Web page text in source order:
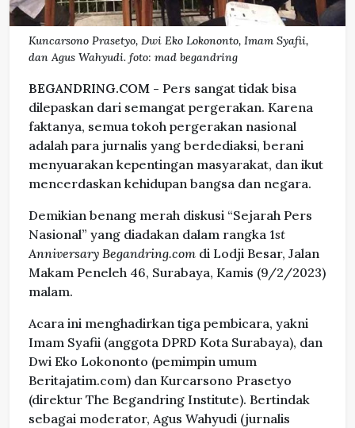
Kuncarsono Prasetyo, Dwi Eko Lokononto, Imam Syafii,
dan Agus Wahyudi. foto: mad begandring
BEGANDRING.COM - Pers sangat tidak bisa
dilepaskan dari semangat pergerakan. Karena
faktanya, semua tokoh pergerakan nasional
adalah para jurnalis yang berdediaksi, berani
menyuarakan kepentingan masyarakat, dan ikut
mencerdaskan kehidupan bangsa dan negara.
Demikian benang merah diskusi “Sejarah Pers
Nasional” yang diadakan dalam rangka 1st
Anniversary Begandring.com di Lodji Besar, Jalan
Makam Peneleh 46, Surabaya, Kamis (9/2/2023)
malam.
Acara ini menghadirkan tiga pembicara, yakni
Imam Syafii (anggota DPRD Kota Surabaya), dan
Dwi Eko Lokononto (pemimpin umum
Beritajatim.com) dan Kurcarsono Prasetyo
(direktur The Begandring Institute). Bertindak
sebagai moderator, Agus Wahyudi (jurnalis